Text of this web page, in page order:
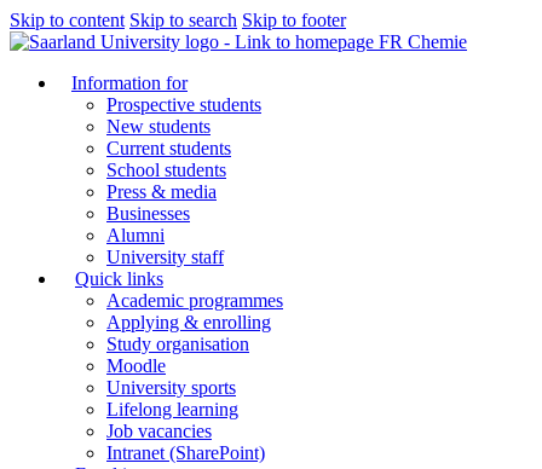
Skip to content Skip to search Skip to footer
FR Chemie
Information for
Prospective students
New students
Current students
School students
Press & media
Businesses
Alumni
University staff
Quick links
Academic programmes
Applying & enrolling
Study organisation
Moodle
University sports
Lifelong learning
Job vacancies
Intranet (SharePoint)